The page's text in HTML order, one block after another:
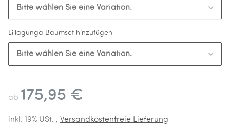
Bitte wählen Sie eine Variation.
Lillagunga Baumset hinzufügen
Bitte wählen Sie eine Variation.
ab 175,95 €
inkl. 19% USt. , Versandkostenfreie Lieferung